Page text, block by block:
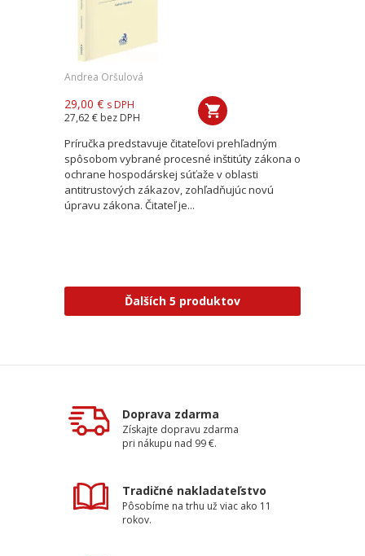
Andrea Oršulová
29,00 € s DPH
27,62 € bez DPH
Príručka predstavuje čitateľovi prehľadným
spôsobom vybrané procesné inštitúty zákona o
ochrane hospodárskej súťaže v oblasti
antitrustových zákazov, zohľadňujúc novú
úpravu zákona. Čitateľ je...
Ďalších 5 produktov
Doprava zdarma
Získajte dopravu zdarma
pri nákupu nad 99 €.
Tradičné nakladateľstvo
Pôsobíme na trhu už viac ako 11
rokov.